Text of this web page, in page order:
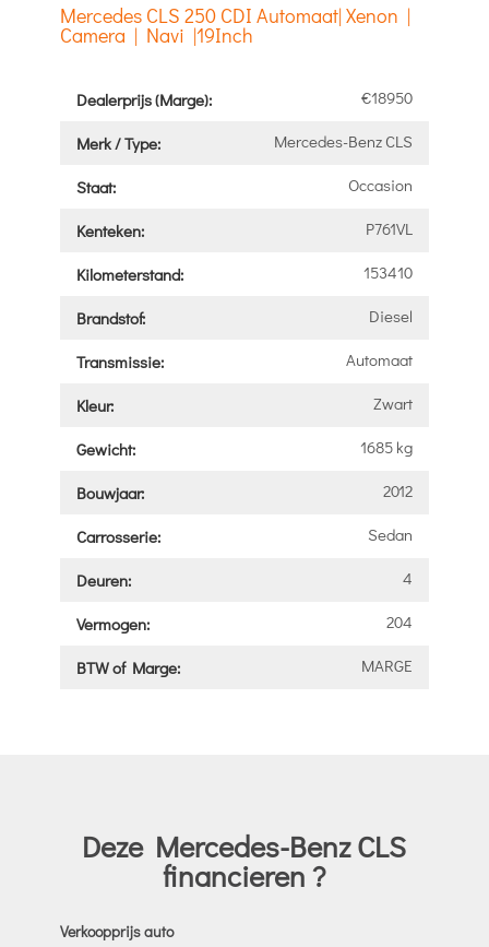
Mercedes CLS 250 CDI Automaat| Xenon |
Camera | Navi |19Inch
Dealerprijs (Marge): €18950
Merk / Type: Mercedes-Benz CLS
Staat: Occasion
Kenteken: P761VL
Kilometerstand: 153410
Brandstof: Diesel
Transmissie: Automaat
Kleur: Zwart
Gewicht: 1685 kg
Bouwjaar: 2012
Carrosserie: Sedan
Deuren: 4
Vermogen: 204
BTW of Marge: MARGE
Deze Mercedes-Benz CLS
financieren ?
Verkoopprijs auto